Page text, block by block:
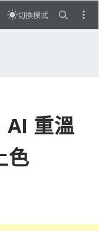
切換模式
重溫
色